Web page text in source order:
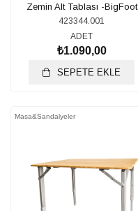
Zemin Alt Tablası -BigFoot
423344.001
ADET
₺1.090,00
SEPETE EKLE
Masa&Sandalyeler